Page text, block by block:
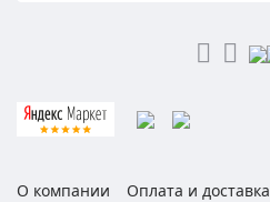
О компании
Оплата и доставка